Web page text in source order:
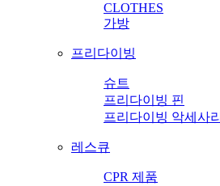
CLOTHES
가방
프리다이빙
슈트
프리다이빙 핀
프리다이빙 악세사리
레스큐
CPR 제품